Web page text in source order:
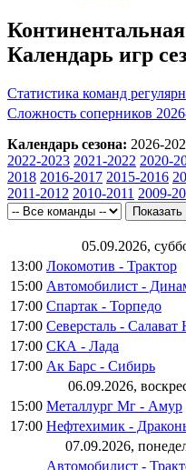
Календарь игр
Статистика команд
Сложность соперников
Календарь сезона: 2026-
2022-2023 2021-2022 2020-
2018 2016-2017 2015-2016
2011-2012 2010-2011 2009-
05.09.2026,
13:00 Локомотив - Трактор
15:00 Автомобилист -
17:00 Спартак - Торпедо
17:00 Северсталь - Салават
17:00 СКА - Лада
17:00 Ак Барс - Сибирь
06.09.2026,
15:00 Металлург Мг - Амур
17:00 Нефтехимик -
07.09.2026,
Автомобилист -